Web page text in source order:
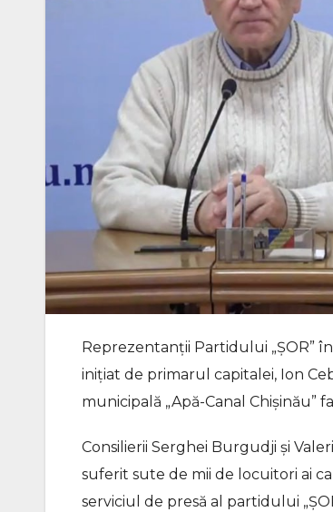
Reprezentanții Partidului „ȘOR”
inițiat de primarul capitalei, Ion
municipală „Apă-Canal
Consilierii Serghei Burgudji și
suferit sute de mii de locuitori ai
serviciul de presă al partidului